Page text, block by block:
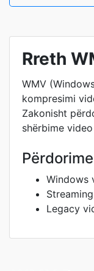
Rreth
WMV
kompresimi
Zakonisht
shërbime
Windows
Legacy